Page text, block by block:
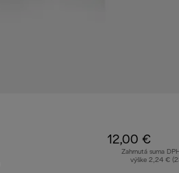
12,00 €
Zahrnutá suma
výške 2,24 €